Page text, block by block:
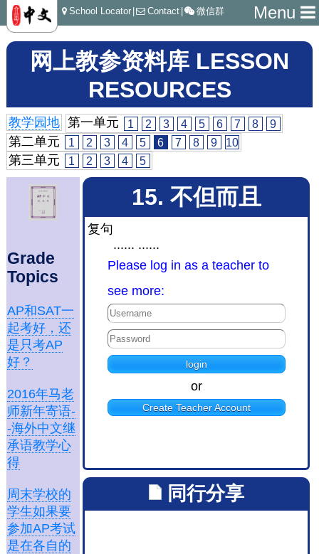
Menu
School Locator Contact 微信群
网上教参资料库 LESSON
RESOURCES
教学园地 第一单元 1 2 3 4 5 6 7 8 9
第二单元 1 2 3 4 5 6 7 8 9 10
第三单元 1 2 3 4 5
Grade
Topics
AP和SAT一
起考好，还
是只考AP
好？
2016年马老
师新年寄语-
-海外中文继
承语教学心
得
周末学校的
学生如果要
参加AP考试
是在各自的
15. 不但而且
复句
...... ......
Please log in as a teacher to
see more:
or
Create Teacher Account
同行分享